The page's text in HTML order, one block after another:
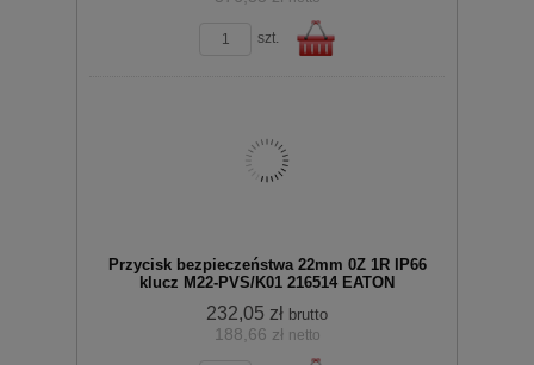
koszyka
szt.
zobacz szczegóły
Przycisk bezpieczeństwa 22mm 0Z 1R IP66
klucz M22-PVS/K01 216514 EATON
232,05 zł brutto
188,66 zł netto
zobacz szczegóły